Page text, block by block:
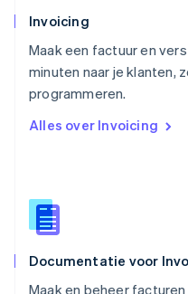
Invoicing
Maak een factuur en
minuten naar je klanten,
programmeren.
Alles over Invoicing
Documentatie voor
Maak en beheer
Português
English
Singapore
English简体中文
EnglishItaliano
Español
Thailand
Tsjechië